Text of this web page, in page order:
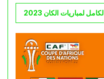
لمباريات الكان 2023